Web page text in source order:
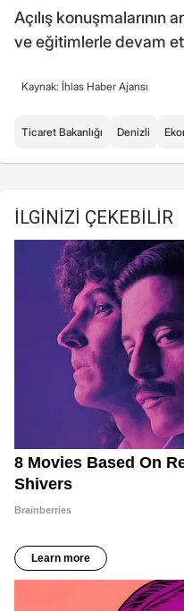
Açılış konuşmalarının
ve eğitimlerle devam
Kaynak: İhlas Haber Ajansı
Ticaret Bakanlığı Denizli